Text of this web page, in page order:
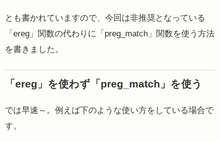
とも書かれていますので、今回は非推奨となっている
「ereg」関数の代わりに「preg_match」関数を使う方法
を書きました。
「ereg」を使わず「preg_match」を使う
では早速～。例えば下のような使い方をしている場合で
す。